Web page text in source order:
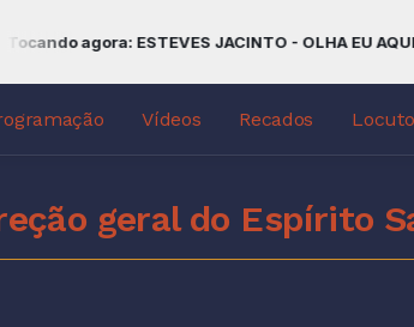
agora: ESTEVES JACINTO - OLHA EU AQUI
Vídeos Recados
geral do Espírito